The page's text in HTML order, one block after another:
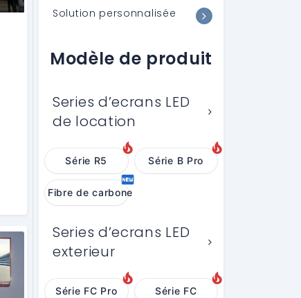
Solution personnalisée
Modèle de produit
Series d’ecrans LED
de location
Série R5 Série B Pro
Fibre de carbone
Series d’ecrans LED
exterieur
Série FC Pro Série FC